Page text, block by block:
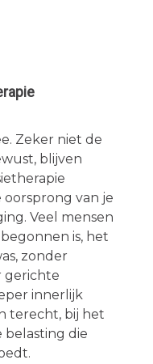
Zeker niet de
blijven
van je
Veel mensen
is, het
zonder
gerichte
innerlijk
terecht, bij het
belasting die